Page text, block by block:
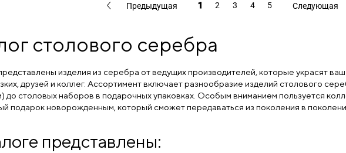
Предыдущая 1 2 3 4 5 Следующая
столового серебра
изделия из серебра от ведущих производителей, которые украсят
друзей и коллег. Ассортимент включает разнообразие изделий столового
до столовых наборов в подарочных упаковках. Особым вниманием пользуется
подарок новорожденным, который сможет передаваться из поколения в
представлены: